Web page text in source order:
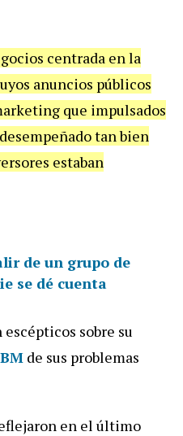
centrada en la
anuncios públicos
que impulsados
tan bien
estaban
de un grupo de
se dé cuenta
sobre su
de sus problemas
en el último